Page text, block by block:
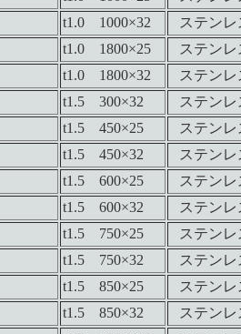
t1.0 1000×32
ステンレ
t1.0 1800×25
ステンレ
t1.0 1800×32
ステンレ
t1.5 300×32
ステンレ
t1.5 450×25
ステンレ
t1.5 450×32
ステンレ
t1.5 600×25
ステンレ
t1.5 600×32
ステンレ
t1.5 750×25
ステンレ
t1.5 750×32
ステンレ
t1.5 850×25
ステンレ
t1.5 850×32
ステンレ